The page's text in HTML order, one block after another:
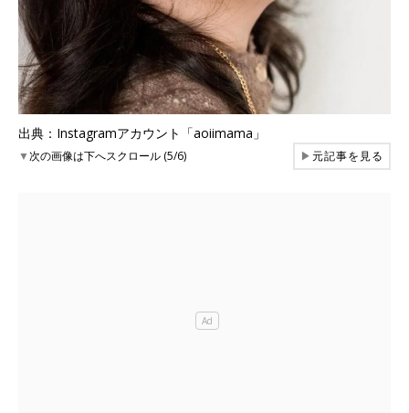
出典：Instagramアカウント「aoiimama」
▼次の画像は下へスクロール (5/6) ▶元記事を見る